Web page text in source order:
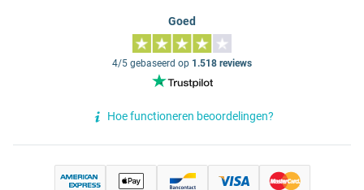
Goed
4/5 gebaseerd op 1.518 reviews
Hoe functioneren beoordelingen?